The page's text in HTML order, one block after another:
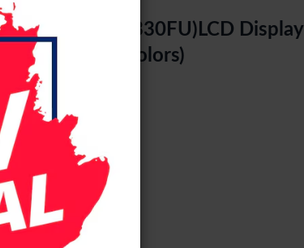
M11 11'' (TB-330FU)LCD Display
Frame (All Colors)